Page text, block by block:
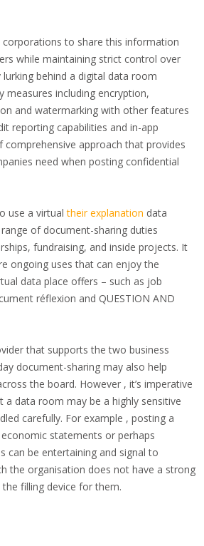
to share this information
while maintaining strict control over
behind a digital data room
measures including encryption,
and watermarking with other features
reporting capabilities and in-app
comprehensive approach that provides
need when posting confidential
use a virtualtheir explanation data
of document-sharing duties
fundraising, and inside projects. It
ongoing uses that can enjoy the
data place offers – such as job
réflexion and QUESTION AND
that supports the two business
document-sharing may also help
the board. However , it’s imperative
data room may be a highly sensitive
carefully. For example , posting a
statements or perhaps
can be entertaining and signal to
the organisation does not have a strong
filling device for them.